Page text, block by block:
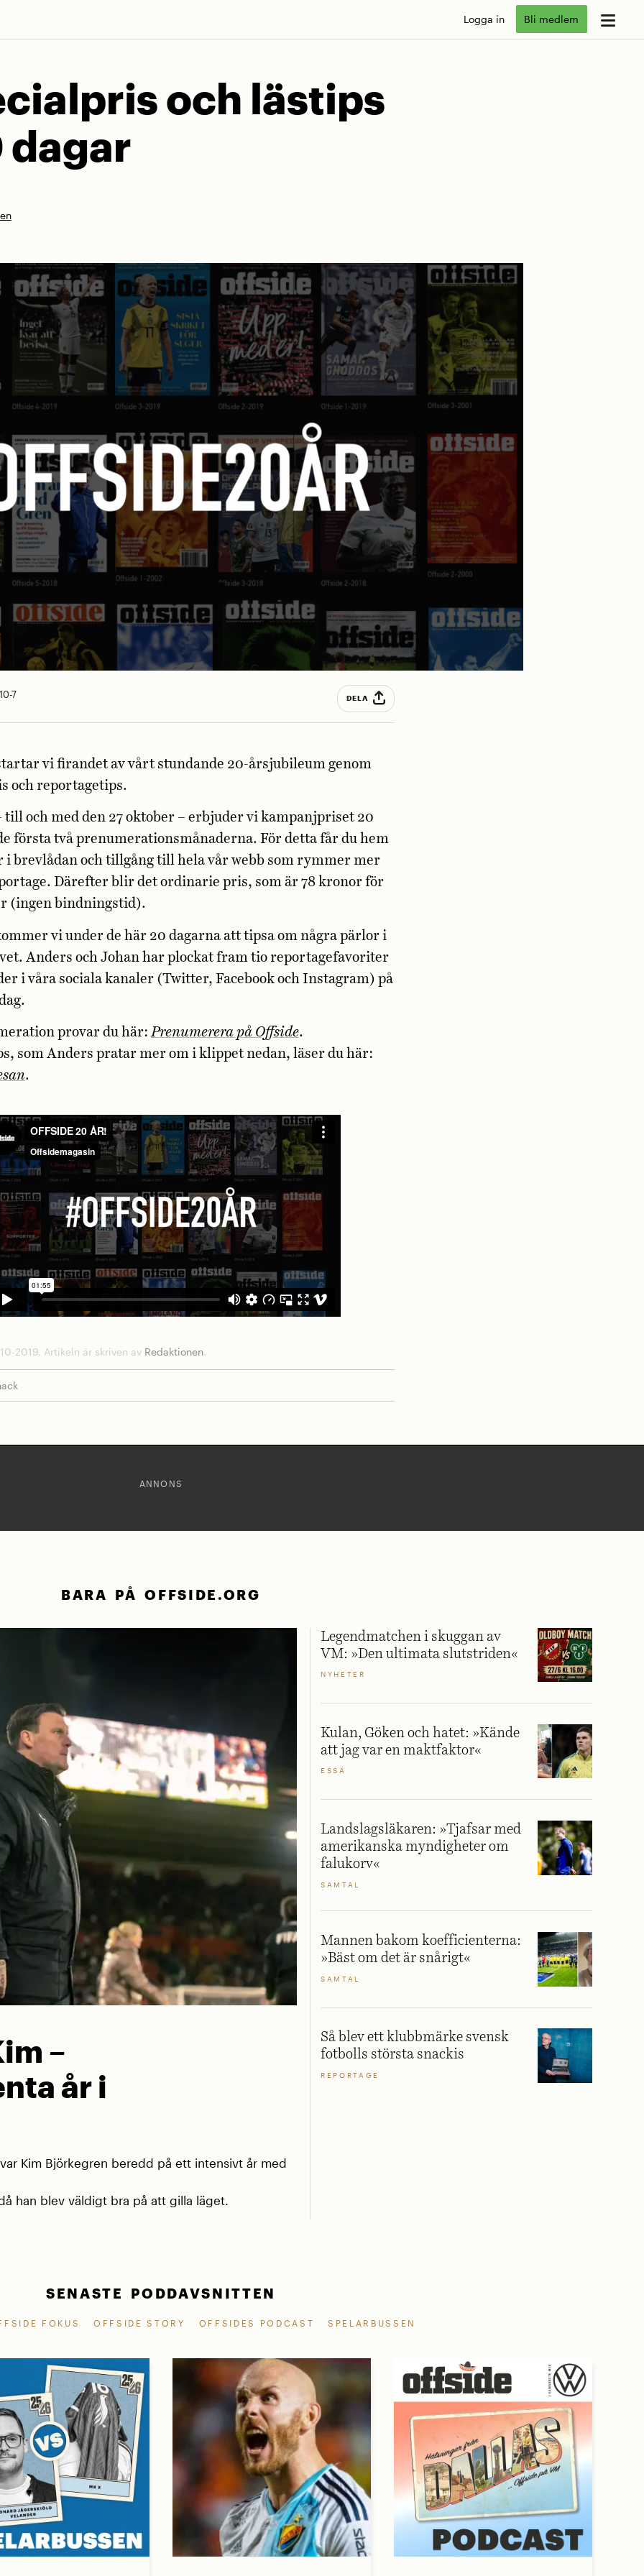
Logga in Bli medlem
och lästips
dagar
7 DELA
vi firandet av vårt stundande 20-årsjubileum genom
och reportagetips.
till och med den 27 oktober – erbjuder vi kampanjpriset 20
första två prenumerationsmånaderna. För detta får du hem
i brevlådan och tillgång till hela vår webb som rymmer mer
Därefter blir det ordinarie pris, som är 78 kronor för
(ingen bindningstid).
vi under de här 20 dagarna att tipsa om några pärlor i
Anders och Johan har plockat fram tio reportagefavoriter
i våra sociala kanaler (Twitter, Facebook och Instagram) på
provar du här:Prenumerera på Offside.
som Anders pratar mer om i klippet nedan, läser du här:
.
2019. Artikeln är skriven av Redaktionen.
ANNONS
BARA PÅ OFFSIDE.ORG
–
år i
Kim Björkegren beredd på ett intensivt år med
han blev väldigt bra på att gilla läget.
Legendmatchen i skuggan av
VM: »Den ultimata slutstriden«
NYHETER
Kulan, Göken och hatet: »Kände
att jag var en maktfaktor«
ESSÄ
Landslagsläkaren: »Tjafsar med
amerikanska myndigheter om
falukorv«
SAMTAL
Mannen bakom koefficienterna:
»Bäst om det är snårigt«
SAMTAL
Så blev ett klubbmärke svensk
fotbolls största snackis
REPORTAGE
SENASTE PODDAVSNITTEN
FOKUS OFFSIDE STORY OFFSIDES PODCAST SPELARBUSSEN